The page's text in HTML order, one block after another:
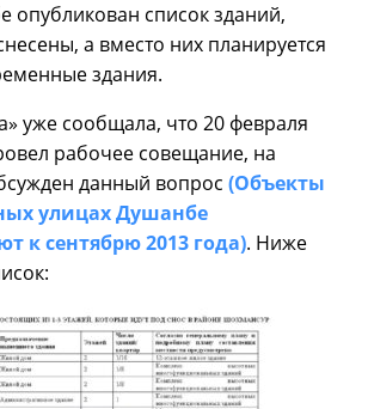
опубликован список зданий,
а вместо них планируется
здания.
уже сообщала, что 20 февраля
рабочее совещание, на
данный вопрос (Объекты
улицах Душанбе
к сентябрю 2013 года). Ниже